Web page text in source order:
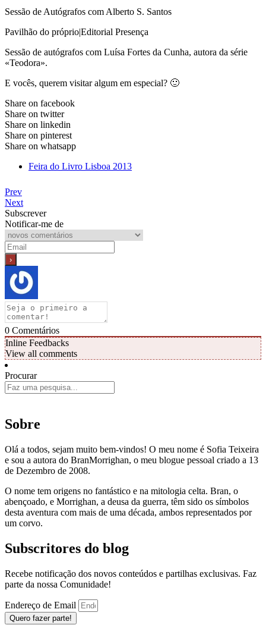
Sessão de Autógrafos com Alberto S. Santos
Pavilhão do próprio|Editorial Presença
Sessão de autógrafos com Luísa Fortes da Cunha, autora da série
«Teodora».
E vocês, querem visitar algum em especial? 🙂
Share on facebook
Share on twitter
Share on linkedin
Share on pinterest
Share on whatsapp
Feira do Livro Lisboa 2013
Prev
Next
Subscrever
Notificar-me de
0 Comentários
Inline Feedbacks
View all comments
Procurar
Sobre
Olá a todos, sejam muito bem-vindos! O meu nome é Sofia Teixeira
e sou a autora do BranMorrighan, o meu blogue pessoal criado a 13
de Dezembro de 2008.
O nome tem origens no fantástico e na mitologia celta. Bran, o
abençoado, e Morrighan, a deusa da guerra, têm sido os símbolos
desta aventura com mais de uma década, ambos representados por
um corvo.
Subscritores do blog
Recebe notificação dos novos conteúdos e partilhas exclusivas. Faz
parte da nossa Comunidade!
Endereço de Email
Quero fazer parte!